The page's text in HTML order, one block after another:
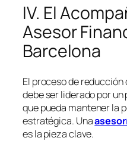
IV. El
Asesor
Barcelona
El proceso de
debe ser liderado por
que pueda mantener la
estratégica. Una
es la pieza clave.